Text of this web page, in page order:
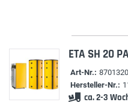
ETA SH 20
Art-Nr.:
Hersteller-Nr.:
ca. 2-3